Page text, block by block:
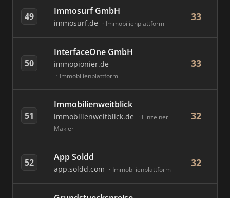
49 Immosurf GmbH
immosurf.de Immobilienplattform
33
50
InterfaceOne GmbH
immopionier.de
Immobilienplattform
33
51
Immobilienweitblick
immobilienweitblick.de
Einzelner
Makler
32
52 App Soldd
app.soldd.com Immobilienplattform
32